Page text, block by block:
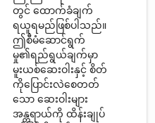
တွင် ထောက်ခံချက်
ရယူရမည်ဖြစ်ပါသည်။
ဤစီမံဆောင်ရွက်
မှု၏ရည်ရွယ်ချက်မှာ
မူးယစ်ဆေးဝါးနှင့် စိတ်
ကိုပြောင်းလဲစေတတ်
သော ဆေးဝါးများ
အန္တရာယ်ကို ထိန်းချုပ်